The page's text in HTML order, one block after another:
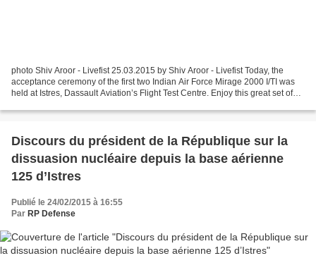
photo Shiv Aroor - Livefist 25.03.2015 by Shiv Aroor - Livefist Today, the
acceptance ceremony of the first two Indian Air Force Mirage 2000 I/TI was
held at Istres, Dassault Aviation’s Flight Test Centre. Enjoy this great set of
Discours du président de la République sur la
dissuasion nucléaire depuis la base aérienne
125 d’Istres
Publié le 24/02/2015 à 16:55
Par RP Defense